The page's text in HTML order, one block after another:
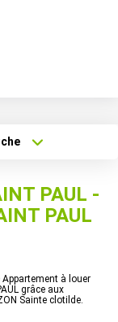
Réunion
PAUL -
PAUL
à louer
grâce aux
Sainte clotilde.